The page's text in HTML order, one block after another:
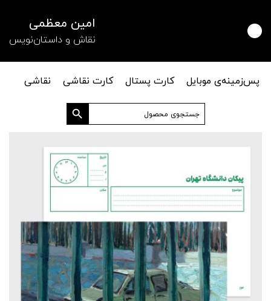
امین معظمی
نقاش و داستان‌نویس
پس‌زمینه‌ی موبایل کارت پستال کارت نقاشی
نقاشی
جستجو
برای:
دکمه جستجو